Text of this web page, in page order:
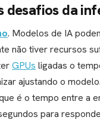
desafios da
. Modelos de IA
não tiver recursos
GPUs ligadas o
ajustando o modelo.
é o tempo entre a
para